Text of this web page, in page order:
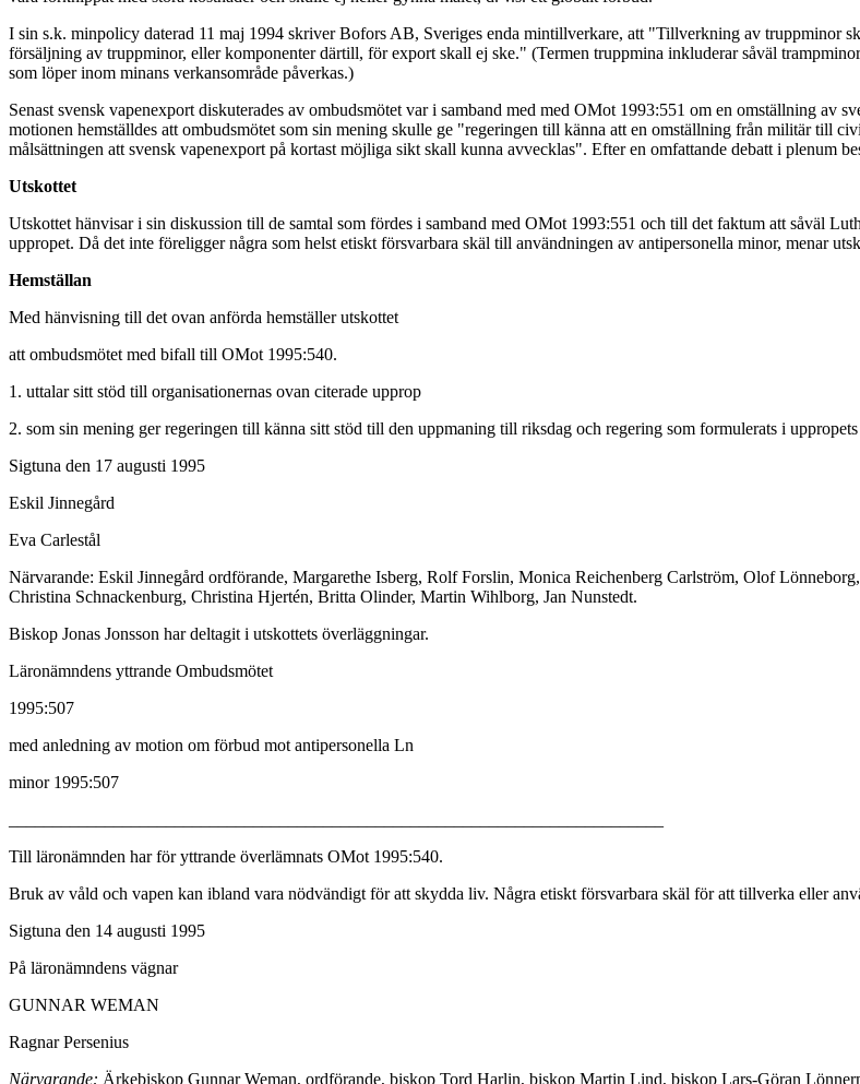
I sin s.k. minpolicy daterad 11 maj 1994 skriver Bofors AB, Sveriges enda mintillverkare, att "Tillverkning av truppminor
försäljning av truppminor, eller komponenter därtill, för export skall ej ske." (Termen truppmina inkluderar såväl
som löper inom minans verkansområde påverkas.)
Senast svensk vapenexport diskuterades av ombudsmötet var i samband med med OMot 1993:551 om en omställning av
motionen hemställdes att ombudsmötet som sin mening skulle ge "regeringen till känna att en omställning från militär till
målsättningen att svensk vapenexport på kortast möjliga sikt skall kunna avvecklas". Efter en omfattande debatt i plenum
Utskottet
Utskottet hänvisar i sin diskussion till de samtal som fördes i samband med OMot 1993:551 och till det faktum att såväl
uppropet. Då det inte föreligger några som helst etiskt försvarbara skäl till användningen av antipersonella minor, menar
Hemställan
Med hänvisning till det ovan anförda hemställer utskottet
att ombudsmötet med bifall till OMot 1995:540.
1. uttalar sitt stöd till organisationernas ovan citerade upprop
2. som sin mening ger regeringen till känna sitt stöd till den uppmaning till riksdag och regering som formulerats i
Sigtuna den 17 augusti 1995
Eskil Jinnegård
Eva Carlestål
Närvarande: Eskil Jinnegård ordförande, Margarethe Isberg, Rolf Forslin, Monica Reichenberg Carlström, Olof
Christina Schnackenburg, Christina Hjertén, Britta Olinder, Martin Wihlborg, Jan Nunstedt.
Biskop Jonas Jonsson har deltagit i utskottets överläggningar.
Läronämndens yttrande Ombudsmötet
1995:507
med anledning av motion om förbud mot antipersonella Ln
minor 1995:507
Till läronämnden har för yttrande överlämnats OMot 1995:540.
Bruk av våld och vapen kan ibland vara nödvändigt för att skydda liv. Några etiskt försvarbara skäl för att tillverka eller
Sigtuna den 14 augusti 1995
På läronämndens vägnar
GUNNAR WEMAN
Ragnar Persenius
Närvarande: Ärkebiskop Gunnar Weman, ordförande, biskop Tord Harlin, biskop Martin Lind, biskop Lars-Göran